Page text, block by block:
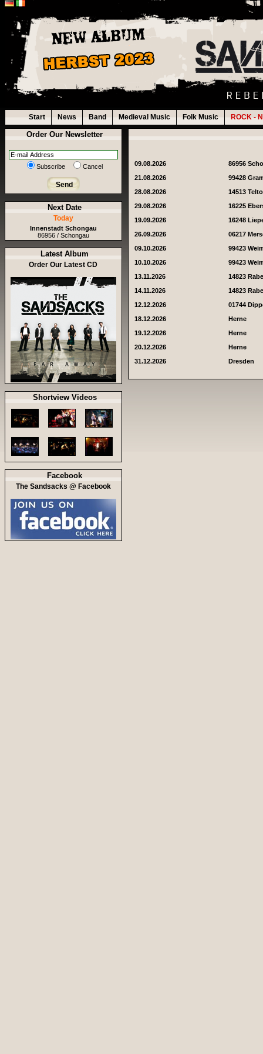
Start News Band Medieval Music Folk Music ROCK -
Order Our Newsletter
Subscribe Cancel
Send
Next Date
Today
Innenstadt Schongau
86956 / Schongau
Latest Album
Order Our Latest CD
Shortview Videos
Facebook
The Sandsacks @ Facebook
09.08.2026
86956
21.08.2026
99428
28.08.2026
14513
29.08.2026
16225
19.09.2026
16248
26.09.2026
06217
09.10.2026
99423
10.10.2026
99423
13.11.2026
14823
14.11.2026
14823
12.12.2026
01744
18.12.2026
Herne
19.12.2026
Herne
20.12.2026
Herne
31.12.2026
Dresden